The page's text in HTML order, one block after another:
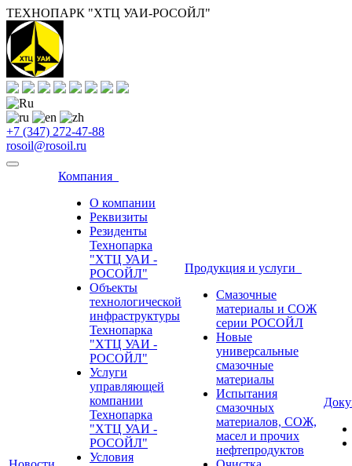
ТЕХНОПАРК "ХТЦ УАИ-РОСОЙЛ"
+7 (347) 272-47-88
rosoil@rosoil.ru
Компания
О компании
Реквизиты
Резиденты
Технопарка
"ХТЦ УАИ -
РОСОЙЛ"
Объекты
технологической
инфраструктуры
Технопарка
"ХТЦ УАИ -
РОСОЙЛ"
Услуги
управляющей
компании
Технопарка
"ХТЦ УАИ -
РОСОЙЛ"
Условия
Продукция и услуги
Смазочные
материалы и СОЖ
серии РОСОЙЛ
Новые
универсальные
смазочные
материалы
Испытания
смазочных
материалов, СОЖ,
масел и прочих
нефтепродуктов